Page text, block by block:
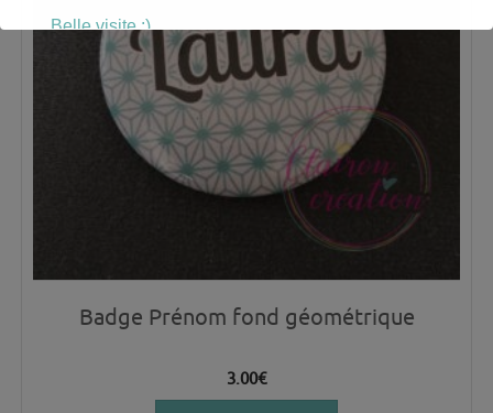
Badge Prénom fond géométrique
3.00€
Belle visite :)